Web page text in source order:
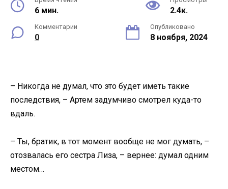
6 мин. 2.4к.
Комментарии
0
Опубликовано
8 ноября, 2024
– Никогда не думал, что это будет иметь такие
последствия, – Артем задумчиво смотрел куда-то
вдаль.
– Ты, братик, в тот момент вообще не мог думать, –
отозвалась его сестра Лиза, – вернее: думал одним
местом…